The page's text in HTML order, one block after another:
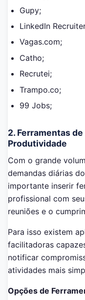
Gupy;
LinkedIn
Vagas.com;
Catho;
Recrutei;
Trampo.co;
99 Jobs;
2. Ferramentas
Produtividade
Com o grande
demandas diárias
importante inserir
profissional com
reuniões e o
Para isso existem
facilitadoras
notificar
atividades mais
Opções de